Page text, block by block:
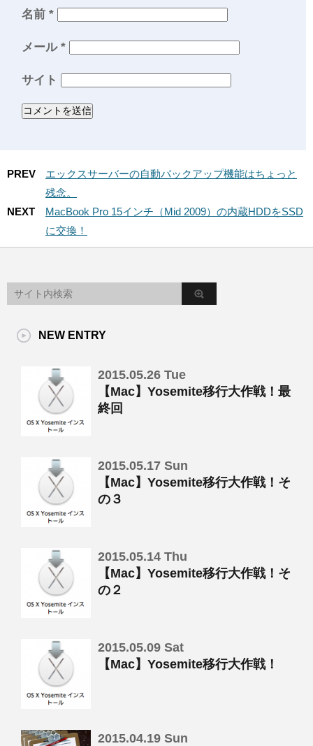
名前 *
メール *
サイト
PREV
エックスサーバーの自動バックアップ機能はちょっと
残念。
NEXT
MacBook Pro 15インチ（Mid 2009）の内蔵HDDをSSD
に交換！
NEW ENTRY
2015.05.26 Tue
【Mac】Yosemite移行大作戦！最
終回
2015.05.17 Sun
【Mac】Yosemite移行大作戦！そ
の３
2015.05.14 Thu
【Mac】Yosemite移行大作戦！そ
の２
2015.05.09 Sat
【Mac】Yosemite移行大作戦！
2015.04.19 Sun